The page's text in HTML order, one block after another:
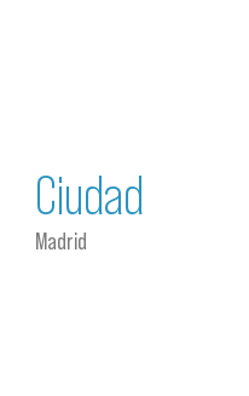
Ciudad
Madrid